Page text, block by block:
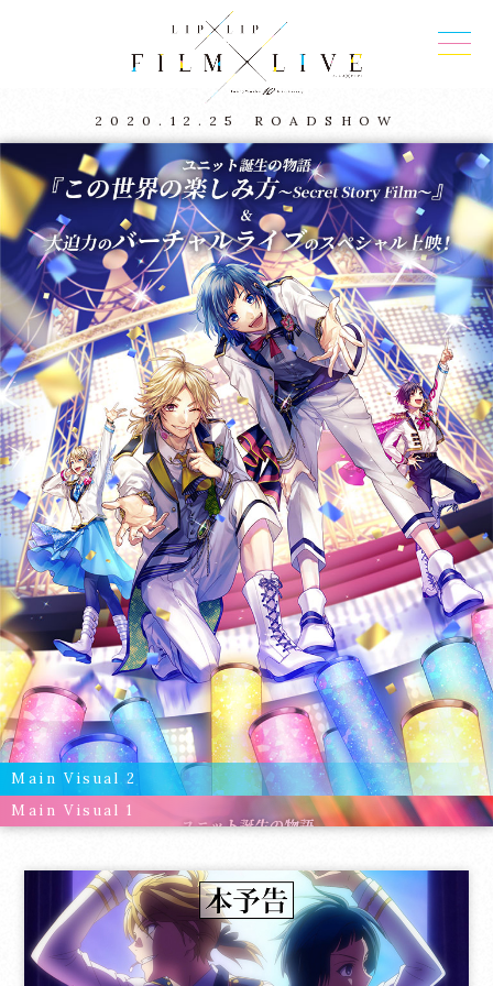
2020.12.25 ROADSHOW
Main Visual 2
Main Visual 1